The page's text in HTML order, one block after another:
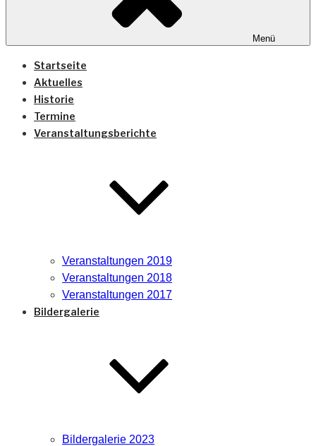
Menü
Startseite
Aktuelles
Historie
Termine
Veranstaltungsberichte
Veranstaltungen 2019
Veranstaltungen 2018
Veranstaltungen 2017
Bildergalerie
Bildergalerie 2023